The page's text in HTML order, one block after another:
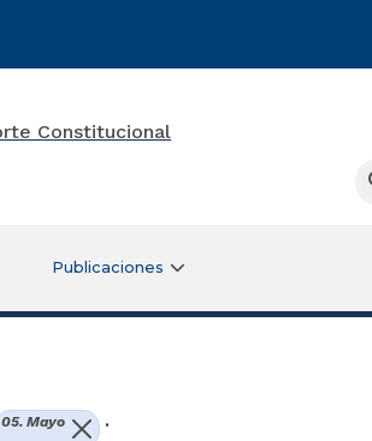
Publicaciones
05. Mayo .